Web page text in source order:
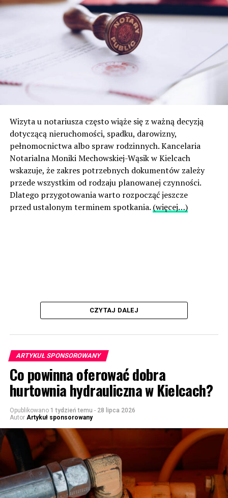
Wizyta u notariusza często wiąże się z ważną decyzją
dotyczącą nieruchomości, spadku, darowizny,
pełnomocnictwa albo spraw rodzinnych. Kancelaria
Notarialna Moniki Mechowskiej-Wąsik w Kielcach
wskazuje, że zakres potrzebnych dokumentów zależy
przede wszystkim od rodzaju planowanej czynności.
Dlatego przygotowania warto rozpocząć jeszcze
przed ustalonym terminem spotkania. (więcej…)
CZYTAJ DALEJ
ARTYKUŁ SPONSOROWANY
Co powinna oferować dobra
hurtownia hydrauliczna w Kielcach?
Opublikowano 1 tydzień temu - 28 lipca 2026
Autor Artykuł sponsorowany